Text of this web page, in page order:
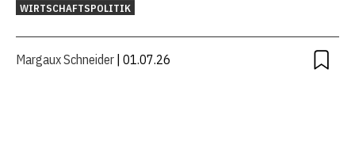
WIRTSCHAFTSPOLITIK
Margaux Schneider | 01.07.26